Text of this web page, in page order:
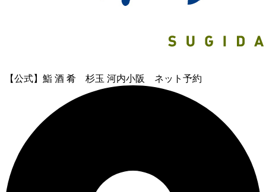
【公式】鮨 酒 肴 杉玉 河内小阪 ネット予約